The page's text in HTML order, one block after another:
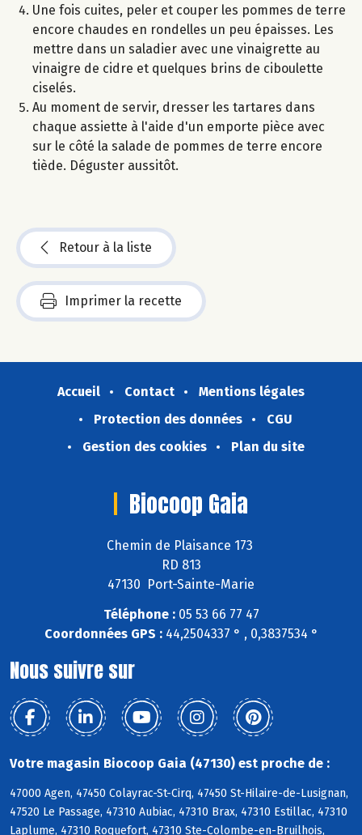
Une fois cuites, peler et couper les pommes de terre
encore chaudes en rondelles un peu épaisses. Les
mettre dans un saladier avec une vinaigrette au
vinaigre de cidre et quelques brins de ciboulette
ciselés.
Au moment de servir, dresser les tartares dans
chaque assiette à l'aide d'un emporte pièce avec
sur le côté la salade de pommes de terre encore
tiède. Déguster aussitôt.
Retour à la liste
Imprimer la recette
Accueil Contact
Mentions légales
Protection des données
CGU
Gestion des cookies
Plan du site
Biocoop Gaia
Chemin de Plaisance 173
RD 813
47130 Port-Sainte-Marie
Téléphone :05 53 66 77 47
Coordonnées GPS :44,2504337 ° , 0,3837534 °
Nous suivre sur
Votre magasin Biocoop Gaia (47130) est proche de :
47000 Agen, 47450 Colayrac-St-Cirq, 47450 St-Hilaire-de-Lusignan,
47520 Le Passage, 47310 Aubiac, 47310 Brax, 47310 Estillac, 47310
Laplume, 47310 Roquefort, 47310 Ste-Colombe-en-Bruilhois,